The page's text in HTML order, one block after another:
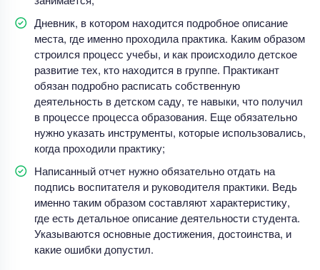
Дневник, в котором находится подробное описание
места, где именно проходила практика. Каким образом
строился процесс учебы, и как происходило детское
развитие тех, кто находится в группе. Практикант
обязан подробно расписать собственную
деятельность в детском саду, те навыки, что получил
в процессе процесса образования. Еще обязательно
нужно указать инструменты, которые использовались,
когда проходили практику;
Написанный отчет нужно обязательно отдать на
подпись воспитателя и руководителя практики. Ведь
именно таким образом составляют характеристику,
где есть детальное описание деятельности студента.
Указываются основные достижения, достоинства, и
какие ошибки допустил.